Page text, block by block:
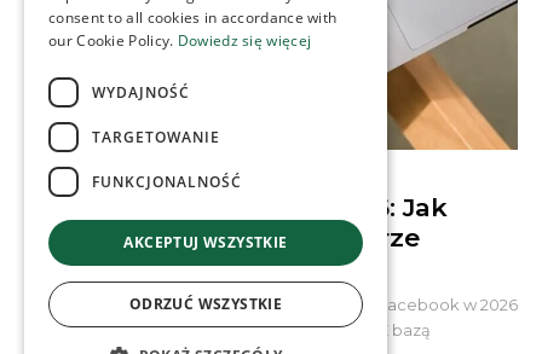
CONTENT & SOCIAL MEDIA
Algorytmy Facebooka 2026: Jak
budować społeczności w erze
Quality Reset
Wbrew wielokrotnym prognozom o schyłku, Facebook w 2026
roku udowadnia swoją niezwykłą żywotność. Z bazą
consent to all cookies in accordance with
our Cookie Policy. Dowiedz się więcej
WYDAJNOŚĆ
TARGETOWANIE
FUNKCJONALNOŚĆ
AKCEPTUJ WSZYSTKIE
ODRZUĆ WSZYSTKIE